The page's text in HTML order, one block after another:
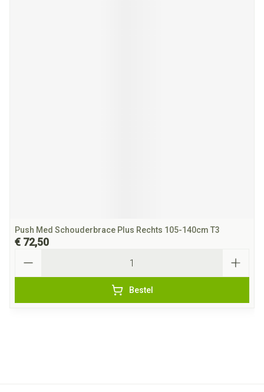
Push Med Schouderbrace Plus Rechts 105-140cm T3
€ 72,50
Bestel